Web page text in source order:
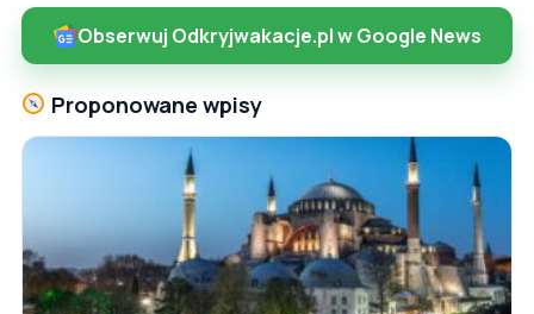
Obserwuj Odkryjwakacje.pl w Google News
Proponowane wpisy